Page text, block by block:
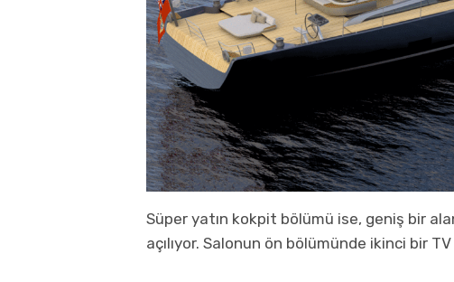
Süper yatın kokpit bölümü ise, geniş bir
açılıyor. Salonun ön bölümünde ikinci bir